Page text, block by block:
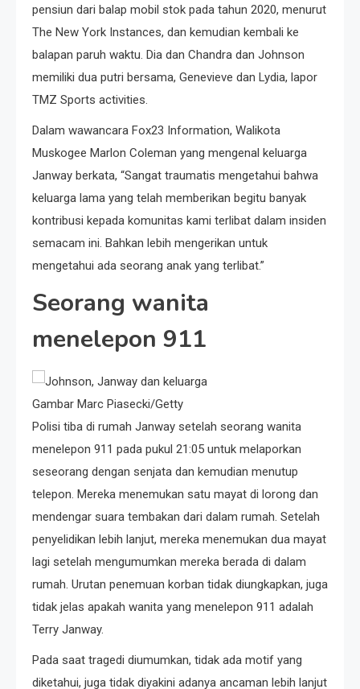
pensiun dari balap mobil stok pada tahun 2020, menurut
The New York Instances, dan kemudian kembali ke
balapan paruh waktu. Dia dan Chandra dan Johnson
memiliki dua putri bersama, Genevieve dan Lydia, lapor
TMZ Sports activities.
Dalam wawancara Fox23 Information, Walikota
Muskogee Marlon Coleman yang mengenal keluarga
Janway berkata, “Sangat traumatis mengetahui bahwa
keluarga lama yang telah memberikan begitu banyak
kontribusi kepada komunitas kami terlibat dalam insiden
semacam ini. Bahkan lebih mengerikan untuk
mengetahui ada seorang anak yang terlibat.”
Seorang wanita
menelepon 911
Gambar Marc Piasecki/Getty
Polisi tiba di rumah Janway setelah seorang wanita
menelepon 911 pada pukul 21:05 untuk melaporkan
seseorang dengan senjata dan kemudian menutup
telepon. Mereka menemukan satu mayat di lorong dan
mendengar suara tembakan dari dalam rumah. Setelah
penyelidikan lebih lanjut, mereka menemukan dua mayat
lagi setelah mengumumkan mereka berada di dalam
rumah. Urutan penemuan korban tidak diungkapkan, juga
tidak jelas apakah wanita yang menelepon 911 adalah
Terry Janway.
Pada saat tragedi diumumkan, tidak ada motif yang
diketahui, juga tidak diyakini adanya ancaman lebih lanjut